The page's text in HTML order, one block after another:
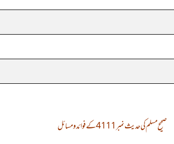
صحیح مسلم کی حدیث نمبر 4111 کے فوائد و مسائل